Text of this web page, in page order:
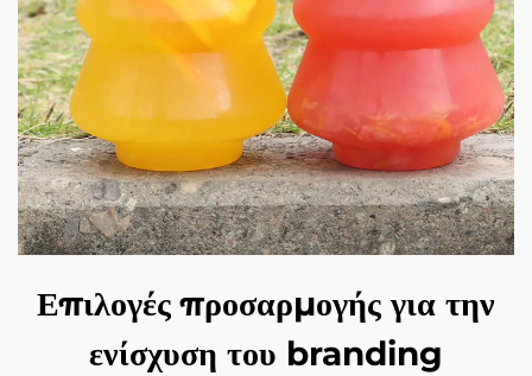
Επιλογές προσαρμογής για την
ενίσχυση του branding